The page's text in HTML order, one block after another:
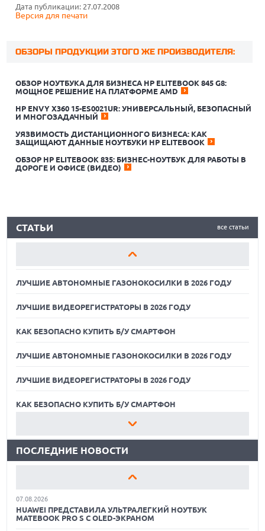
Дата публикации: 27.07.2008
Версия для печати
ОБЗОРЫ ПРОДУКЦИИ ЭТОГО ЖЕ ПРОИЗВОДИТЕЛЯ:
ОБЗОР НОУТБУКА ДЛЯ БИЗНЕСА HP ELITEBOOK 845 G8:
МОЩНОЕ РЕШЕНИЕ НА ПЛАТФОРМЕ AMD
HP ENVY X360 15-ES0021UR: УНИВЕРСАЛЬНЫЙ, БЕЗОПАСНЫЙ
И МНОГОЗАДАЧНЫЙ
УЯЗВИМОСТЬ ДИСТАНЦИОННОГО БИЗНЕСА: КАК
ЗАЩИЩАЮТ ДАННЫЕ НОУТБУКИ HP ELITEBOOK
ОБЗОР HP ELITEBOOK 835: БИЗНЕС-НОУТБУК ДЛЯ РАБОТЫ В
ДОРОГЕ И ОФИСЕ (ВИДЕО)
все статьи
СТАТЬИ
ЛУЧШИЕ АВТОНОМНЫЕ ГАЗОНОКОСИЛКИ В 2026 ГОДУ
ЛУЧШИЕ ВИДЕОРЕГИСТРАТОРЫ В 2026 ГОДУ
ЛУЧШИЕ ВИДЕОРЕГИСТРАТОРЫ В 2026 ГОДУ
КАК БЕЗОПАСНО КУПИТЬ Б/У СМАРТФОН
ЛУЧШИЕ АВТОНОМНЫЕ ГАЗОНОКОСИЛКИ В 2026 ГОДУ
ЛУЧШИЕ ВИДЕОРЕГИСТРАТОРЫ В 2026 ГОДУ
КАК БЕЗОПАСНО КУПИТЬ Б/У СМАРТФОН
ЛУЧШИЕ АВТОНОМНЫЕ ГАЗОНОКОСИЛКИ В 2026 ГОДУ
ЛУЧШИЕ ВИДЕОРЕГИСТРАТОРЫ В 2026 ГОДУ
КАК БЕЗОПАСНО КУПИТЬ Б/У СМАРТФОН
ЛУЧШИЕ АВТОНОМНЫЕ ГАЗОНОКОСИЛКИ В 2026 ГОДУ
ЛУЧШИЕ ВИДЕОРЕГИСТРАТОРЫ В 2026 ГОДУ
КАК БЕЗОПАСНО КУПИТЬ Б/У СМАРТФОН
ЛУЧШИЕ АВТОНОМНЫЕ ГАЗОНОКОСИЛКИ В 2026 ГОДУ
ПОСЛЕДНИЕ НОВОСТИ
07.08.2026
НА КЕЙСЕ ДЛЯ УПРАВЛЕНИЯ МУЗЫКОЙ
КАМЕРЫ В СМАРТФОНАХ PIXEL 11 PRO
07.08.2026
HUAWEI ПРЕДСТАВИЛА УЛЬТРАЛЕГКИЙ НОУТБУК
MATEBOOK PRO S С OLED-ЭКРАНОМ